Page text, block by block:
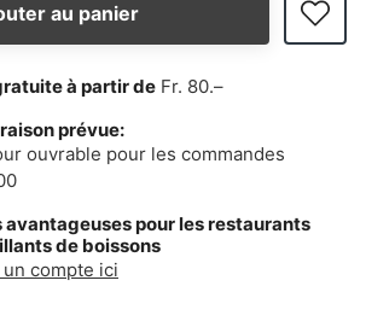
au panier
à partir de Fr. 80.–
prévue:
ouvrable pour les commandes
avantageuses pour les restaurants
de boissons
compte ici